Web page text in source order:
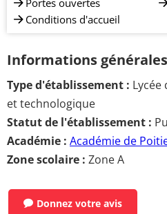
Portes ouvertes
Conditions d'accueil
Informations générales
Type d'établissement :
et technologique
Statut de l'établissement :
Académie : Académie de
Zone scolaire : Zone A
Donnez votre avis